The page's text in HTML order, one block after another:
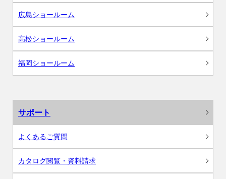
広島ショールーム
高松ショールーム
福岡ショールーム
サポート
よくあるご質問
カタログ閲覧・資料請求